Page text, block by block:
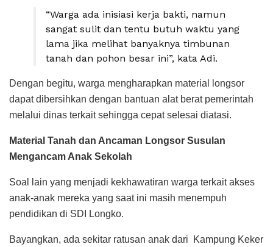
“Warga ada inisiasi kerja bakti, namun
sangat sulit dan tentu butuh waktu yang
lama jika melihat banyaknya timbunan
tanah dan pohon besar ini”, kata Adi.
Dengan begitu, warga mengharapkan material longsor
dapat dibersihkan dengan bantuan alat berat pemerintah
melalui dinas terkait sehingga cepat selesai diatasi.
Material Tanah dan Ancaman Longsor Susulan
Mengancam Anak Sekolah
Soal lain yang menjadi kekhawatiran warga terkait akses
anak-anak mereka yang saat ini masih menempuh
pendidikan di SDI Longko.
Bayangkan, ada sekitar ratusan anak dari Kampung Keker